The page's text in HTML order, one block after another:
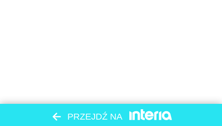
PRZEJDŹ NA